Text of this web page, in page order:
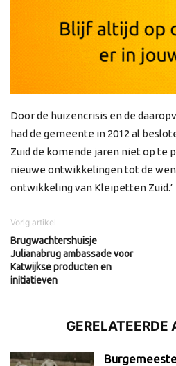
Door de huizencrisis en de
had de gemeente in 2012 al
Zuid de komende jaren niet op te
nieuwe ontwikkelingen tot de
ontwikkeling van Kleipetten Zuid.’
Vorig artikel
Brugwachtershuisje
Julianabrug ambassade voor
Katwijkse producten en
initiatieven
GERELATEERDE